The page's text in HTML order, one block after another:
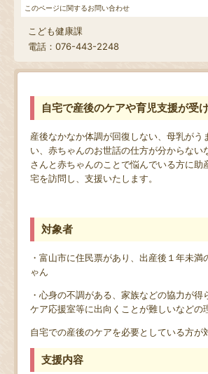
このページに関するお問い合わせ
こども健康課
電話：076-443-2248
自宅で産後のケアや育児支援が受
産後なかなか体調が回復しない、母乳がう
い、赤ちゃんのお世話の仕方が分からない
さんと赤ちゃんのことで悩んでいる方に助
宅を訪問し、支援いたします。
対象者
・富山市に住民票があり、出産後１年未満
ゃん
・心身の不調がある、家族などの協力が得
ケア応援室等に出向くことが難しいなどの
自宅での産後のケアを必要としている方が
支援内容